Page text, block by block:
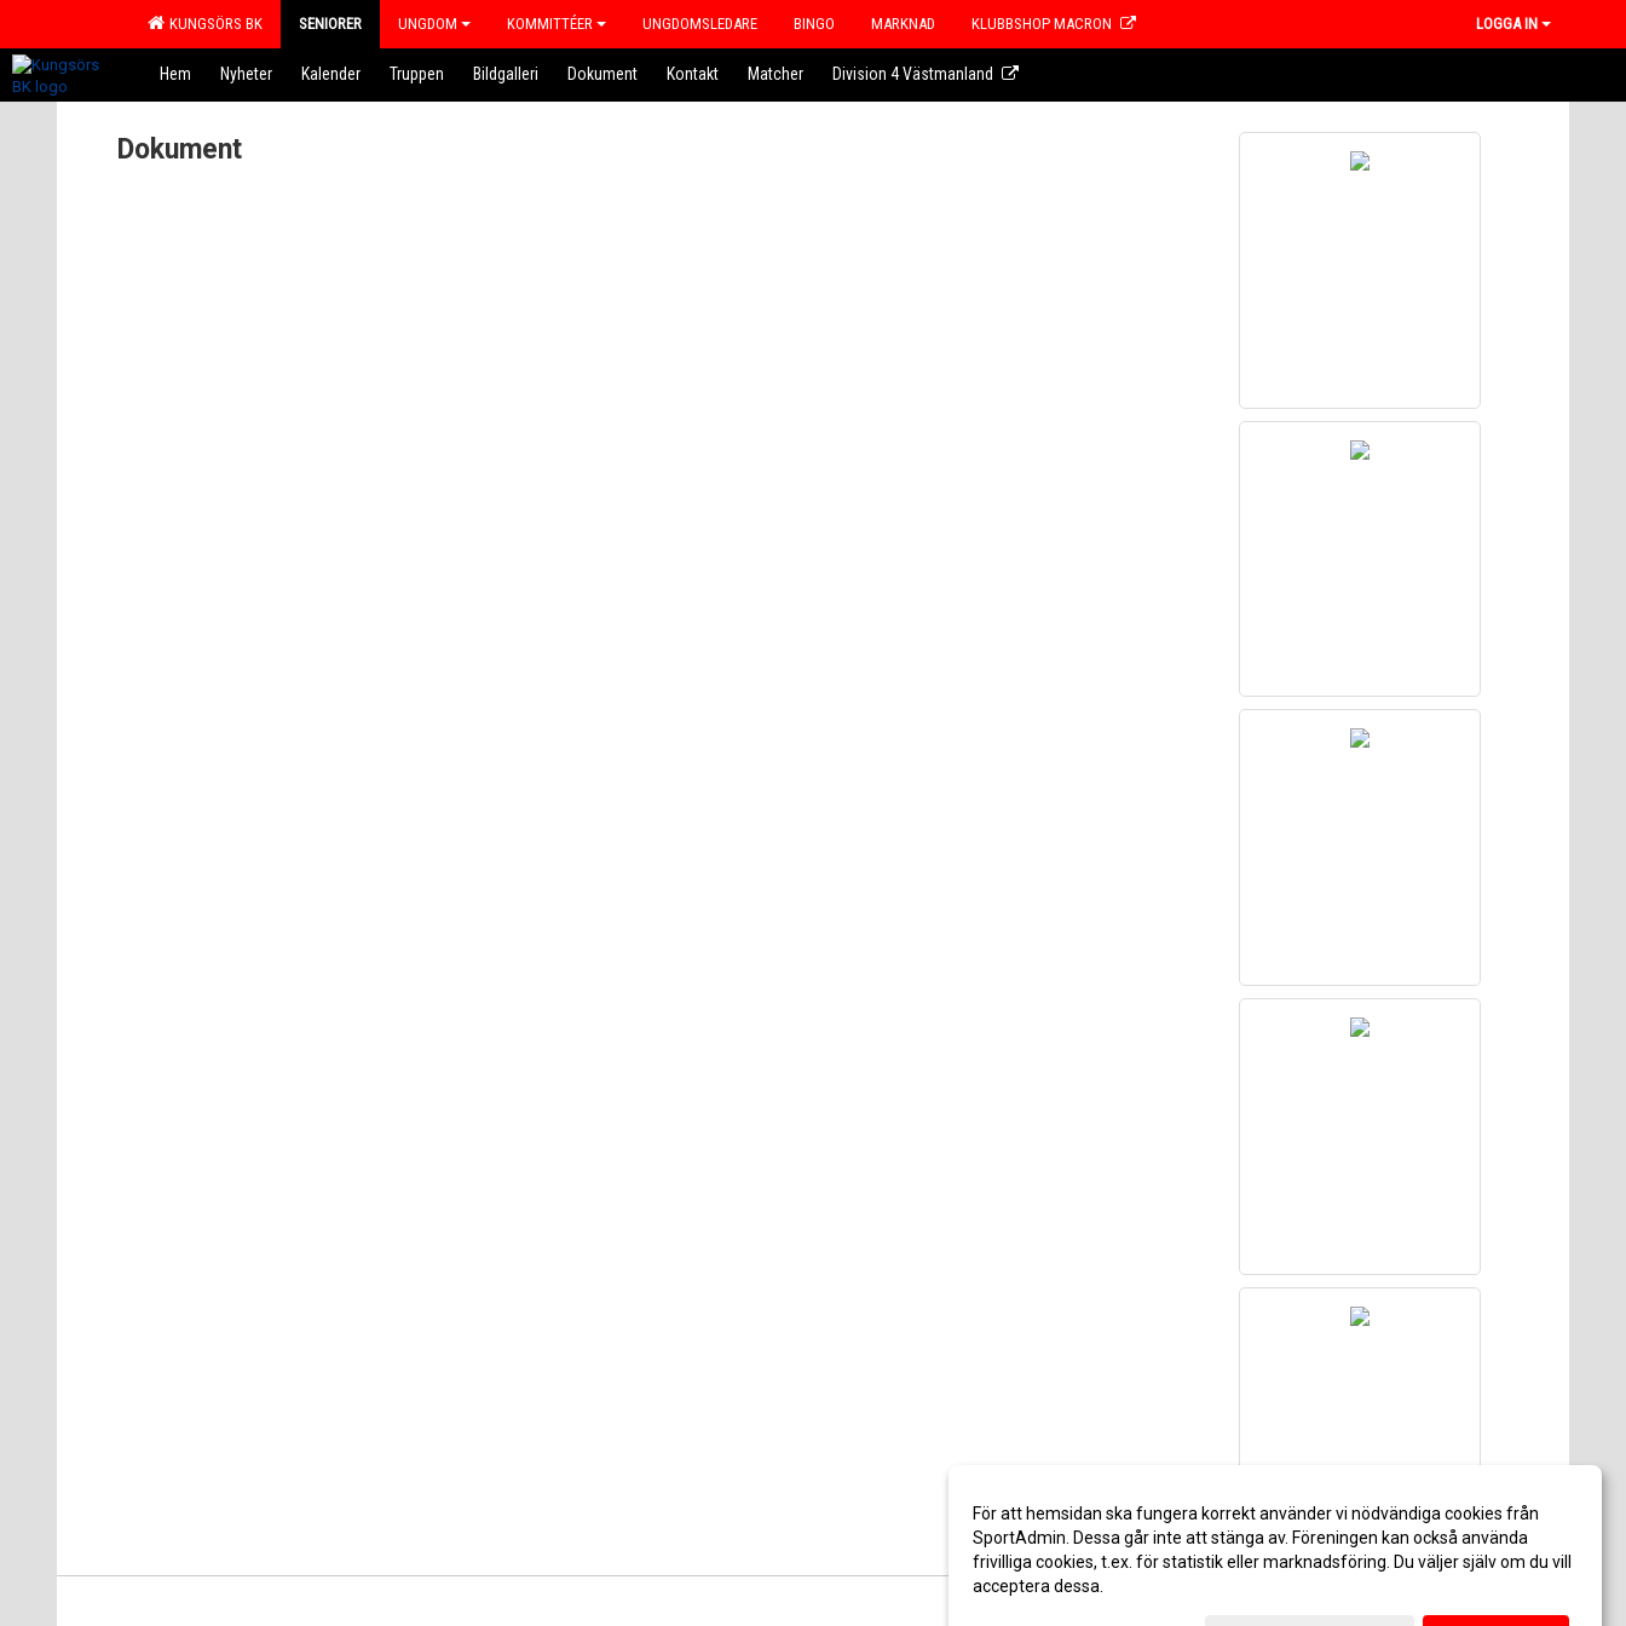
KUNGSÖRS BK SENIORER UNGDOM KOMMITTÉER UNGDOMSLEDARE BINGO MARKNAD KLUBBSHOP MACRON LOGGA IN
Hem Nyheter Kalender Truppen Bildgalleri Dokument Kontakt Matcher Division 4 Västmanland
Dokument
För att hemsidan ska fungera korrekt använder vi nödvändiga cookies från
SportAdmin. Dessa går inte att stänga av. Föreningen kan också använda
frivilliga cookies, t.ex. för statistik eller marknadsföring. Du väljer själv om du vill
acceptera dessa.